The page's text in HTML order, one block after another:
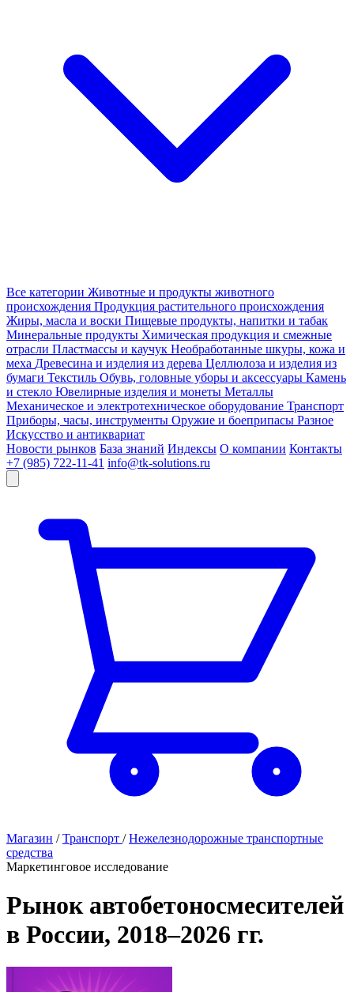
Все категории Животные и продукты животного
происхождения Продукция растительного происхождения
Жиры, масла и воски Пищевые продукты, напитки и табак
Минеральные продукты Химическая продукция и смежные
отрасли Пластмассы и каучук Необработанные шкуры, кожа и
меха Древесина и изделия из дерева Целлюлоза и изделия из
бумаги Текстиль Обувь, головные уборы и аксессуары Камень
и стекло Ювелирные изделия и монеты Металлы
Механическое и электротехническое оборудование Транспорт
Приборы, часы, инструменты Оружие и боеприпасы Разное
Искусство и антиквариат
Новости рынков База знаний Индексы О компании Контакты
+7 (985) 722-11-41 info@tk-solutions.ru
Магазин / Транспорт / Нежелезнодорожные транспортные
средства
Маркетинговое исследование
Рынок автобетоносмесителей
в России, 2018–2026 гг.